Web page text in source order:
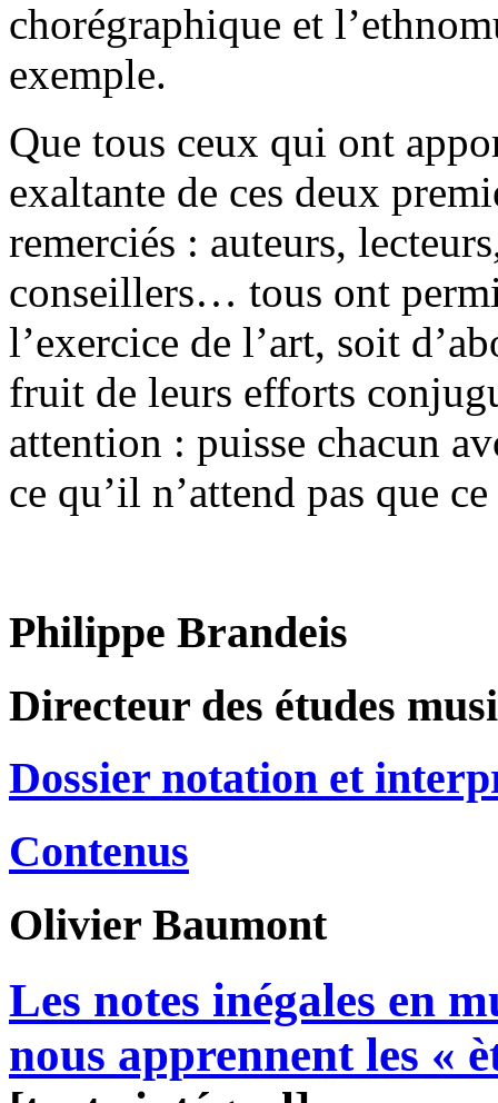
chorégraphique et
exemple.
Que tous ceux qui ont
exaltante de ces deux
remerciés : auteurs,
conseillers… tous ont
l’exercice de l’art, soit
fruit de leurs efforts
attention : puisse chacun
ce qu’il n’attend pas que
Philippe Brandeis
Directeur des études
Dossier notation et
Contenus
Olivier Baumont
Les notes inégales en
nous apprennent les «